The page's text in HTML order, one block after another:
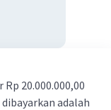
20.000.000,00
adalah